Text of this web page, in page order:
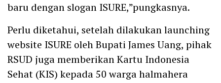
baru dengan slogan ISURE,”pungkasnya.
Perlu diketahui, setelah dilakukan launching
website ISURE oleh Bupati James Uang, pihak
RSUD juga memberikan Kartu Indonesia
Sehat (KIS) kepada 50 warga halmahera